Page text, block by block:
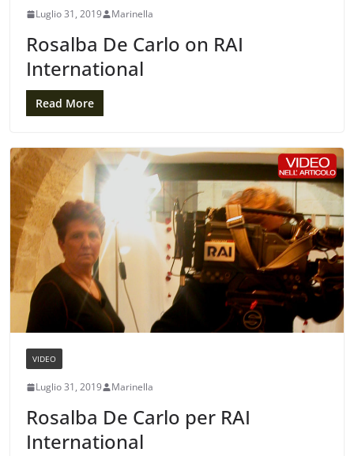
Luglio 31, 2019 Marinella
Rosalba De Carlo on RAI
International
Read More
VIDEO
Luglio 31, 2019 Marinella
Rosalba De Carlo per RAI
International